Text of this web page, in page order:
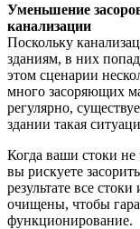
Уменьшение
канализации
Поскольку
зданиям, в них
этом сценарии
много засоряющих
регулярно,
здании такая
Когда ваши стоки не
вы рискуете
результате все
очищены, чтобы
функционирование.